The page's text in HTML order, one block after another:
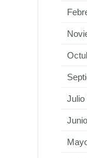
Julio